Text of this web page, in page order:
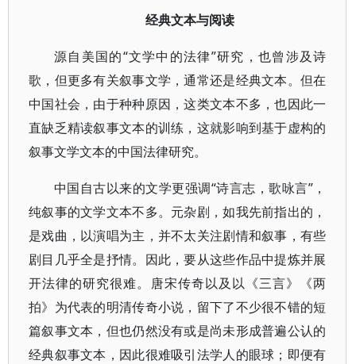
经典文本与阅读
源自美国的“文学中的法律”研究，也曾涉及诗
歌，但更多有关叙事文学，通常还是经典文本。但在
中国社会，由于种种原因，这类文本不多，也因此一
直缺乏精读叙事文本的训练，这就影响到基于虚构的
叙事文学文本的中国法律研究。
中国自古以来的文学更强调“诗言志，歌咏言”，
纯叙事的文学文本不多。元杂剧，如我先前指出的，
是戏曲，以演唱为主，并不太关注剧情和叙事，有些
剧目几乎全是抒情。因此，要从这些作品中提炼并展
开法律的研究很难。唐宋传奇以及以《三言》《两
拍》为代表的明清传奇小说，留下了不少很不错的短
篇叙事文本，但也仍然没有或是尚未形成普遍公认的
经典叙事文本，因此很难吸引法学人的眼球；即便有